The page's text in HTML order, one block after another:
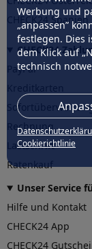
Werbung und
„anpassen”
festlegen. Dies
dem Klick auf
technisch
Cookierichtlinie
CHECK24 Spanien
CHECK24
PayPal
Rechnung
Lastschrift
Ratenkauf
Unser Service
Hilfe und Kontakt
CHECK24 App
CHECK24